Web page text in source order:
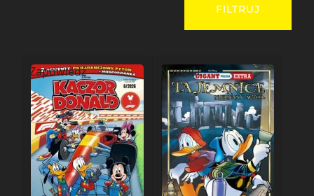
Zapowiedź Nowość